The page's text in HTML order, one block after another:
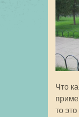
Что
то